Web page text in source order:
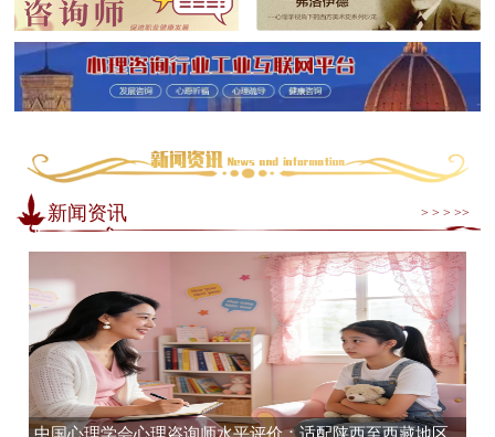
新闻资讯 > > > >>